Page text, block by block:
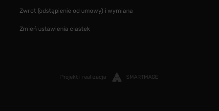
Zwrot (odstąpienie od umowy) i wymiana
Zmień ustawienia ciastek
Projekt i realizacja SMARTMAGE